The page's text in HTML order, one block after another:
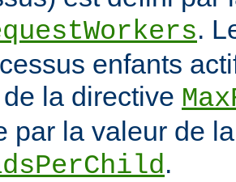
.
enfants
la directive
par la valeur de
.